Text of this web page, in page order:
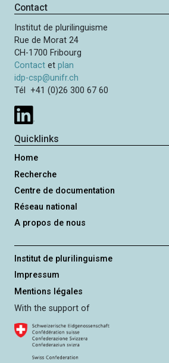
Contact
Institut de plurilinguisme
Rue de Morat 24
CH-1700 Fribourg
Contact etplan
idp-csp@unifr.ch
Tél +41 (0)26 300 67 60
Quicklinks
Home
Recherche
Centre de documentation
Réseau national
A propos de nous
Institut de plurilinguisme
Impressum
Mentions légales
With the support of